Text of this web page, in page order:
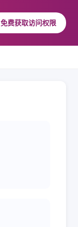
免费获取访问权限